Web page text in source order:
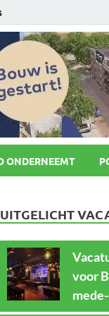
ONDERNEEMT
UITGELICHT
voor